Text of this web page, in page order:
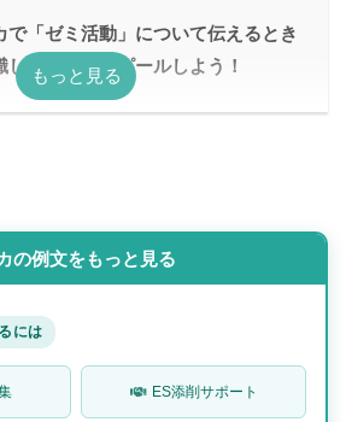
で「ゼミ活動」について伝えるとき
て強みをアピールしよう！
の例文をもっと見る
には
ES添削サポート